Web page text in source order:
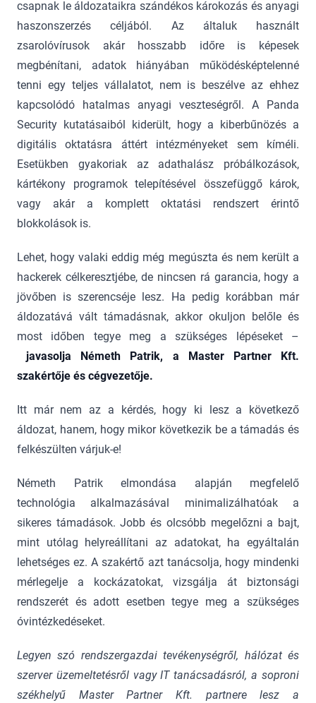
csapnak le áldozataikra szándékos károkozás és anyagi
haszonszerzés céljából. Az általuk használt
zsarolóvírusok akár hosszabb időre is képesek
megbénítani, adatok hiányában működésképtelenné
tenni egy teljes vállalatot, nem is beszélve az ehhez
kapcsolódó hatalmas anyagi veszteségről. A Panda
Security kutatásaiból kiderült, hogy a kiberbűnözés a
digitális oktatásra áttért intézményeket sem kíméli.
Esetükben gyakoriak az adathalász próbálkozások,
kártékony programok telepítésével összefüggő károk,
vagy akár a komplett oktatási rendszert érintő
blokkolások is.
Lehet, hogy valaki eddig még megúszta és nem került a
hackerek célkeresztjébe, de nincsen rá garancia, hogy a
jövőben is szerencséje lesz. Ha pedig korábban már
áldozatává vált támadásnak, akkor okuljon belőle és
most időben tegye meg a szükséges lépéseket –
javasolja Németh Patrik, a Master Partner Kft.
szakértője és cégvezetője.
Itt már nem az a kérdés, hogy ki lesz a következő
áldozat, hanem, hogy mikor következik be a támadás és
felkészülten várjuk-e!
Németh Patrik elmondása alapján megfelelő
technológia alkalmazásával minimalizálhatóak a
sikeres támadások. Jobb és olcsóbb megelőzni a bajt,
mint utólag helyreállítani az adatokat, ha egyáltalán
lehetséges ez. A szakértő azt tanácsolja, hogy mindenki
mérlegelje a kockázatokat, vizsgálja át biztonsági
rendszerét és adott esetben tegye meg a szükséges
óvintézkedéseket.
Legyen szó rendszergazdai tevékenységről, hálózat és
szerver üzemeltetésről vagy IT tanácsadásról, a soproni
székhelyű Master Partner Kft. partnere lesz a